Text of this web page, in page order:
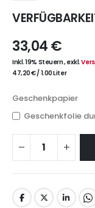
33,04 €
Inkl. 19% Steuern,exkl.
47,20 €/1.00 Liter
Geschenkpapier
Geschenkfolie